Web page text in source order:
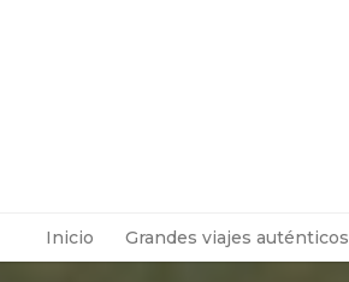
Inicio Grandes viajes auténticos